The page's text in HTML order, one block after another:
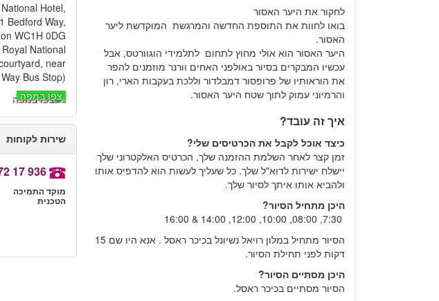
לחקור את היער האסור
בואו לחוות את התוספת החדשה והמרגשת המוקדשת ליער
האסור.
היער האסור הוא אולי מחוץ לתחום לתלמידי הוגוורטס, אבל
עכשיו המבקרים בסיור באולפני האחים וורנר מוזמנים להפר
את הוראותיו של פרופסור דמבלדור וללכת בעקבות הארי, רון
והרמיוני עמוק לתוך שטח היער האסור.
איך זה עובד?
כיצד אוכל לקבל את הכרטיסים שלי?
זמן קצר לאחר השלמת ההזמנה שלך, הכרטיס האלקטרוני שלך
יישלח ישירות לדוא"ל שלך. כל שעליך לעשות הוא להדפיס אותו
ולהביא אותו איתך לסיור שלך.
היכן מתחיל הסיור?
הסיור מתחיל במלון רויאל נשיונל בכיכר ראסל . אנא היו שם 15
דקות לפני תחילת הסיור.
היכן מסתיים הסיור?
הסיור מסתיים בכיכר ראסל.
Hotel,
Bedford Way,
WC1H 0DG
National
near
Bus Stop)
צפו במפה
שירות לקוחות
17 936
מוקד התמיכה
הטכנית